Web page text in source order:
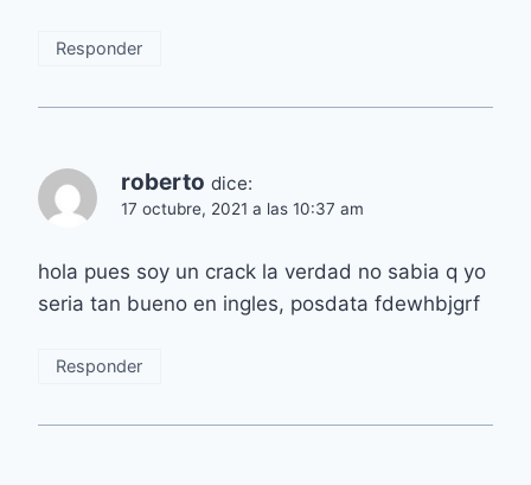
Responder
roberto dice:
17 octubre, 2021 a las 10:37 am
hola pues soy un crack la verdad no sabia q yo
seria tan bueno en ingles, posdata fdewhbjgrf
Responder